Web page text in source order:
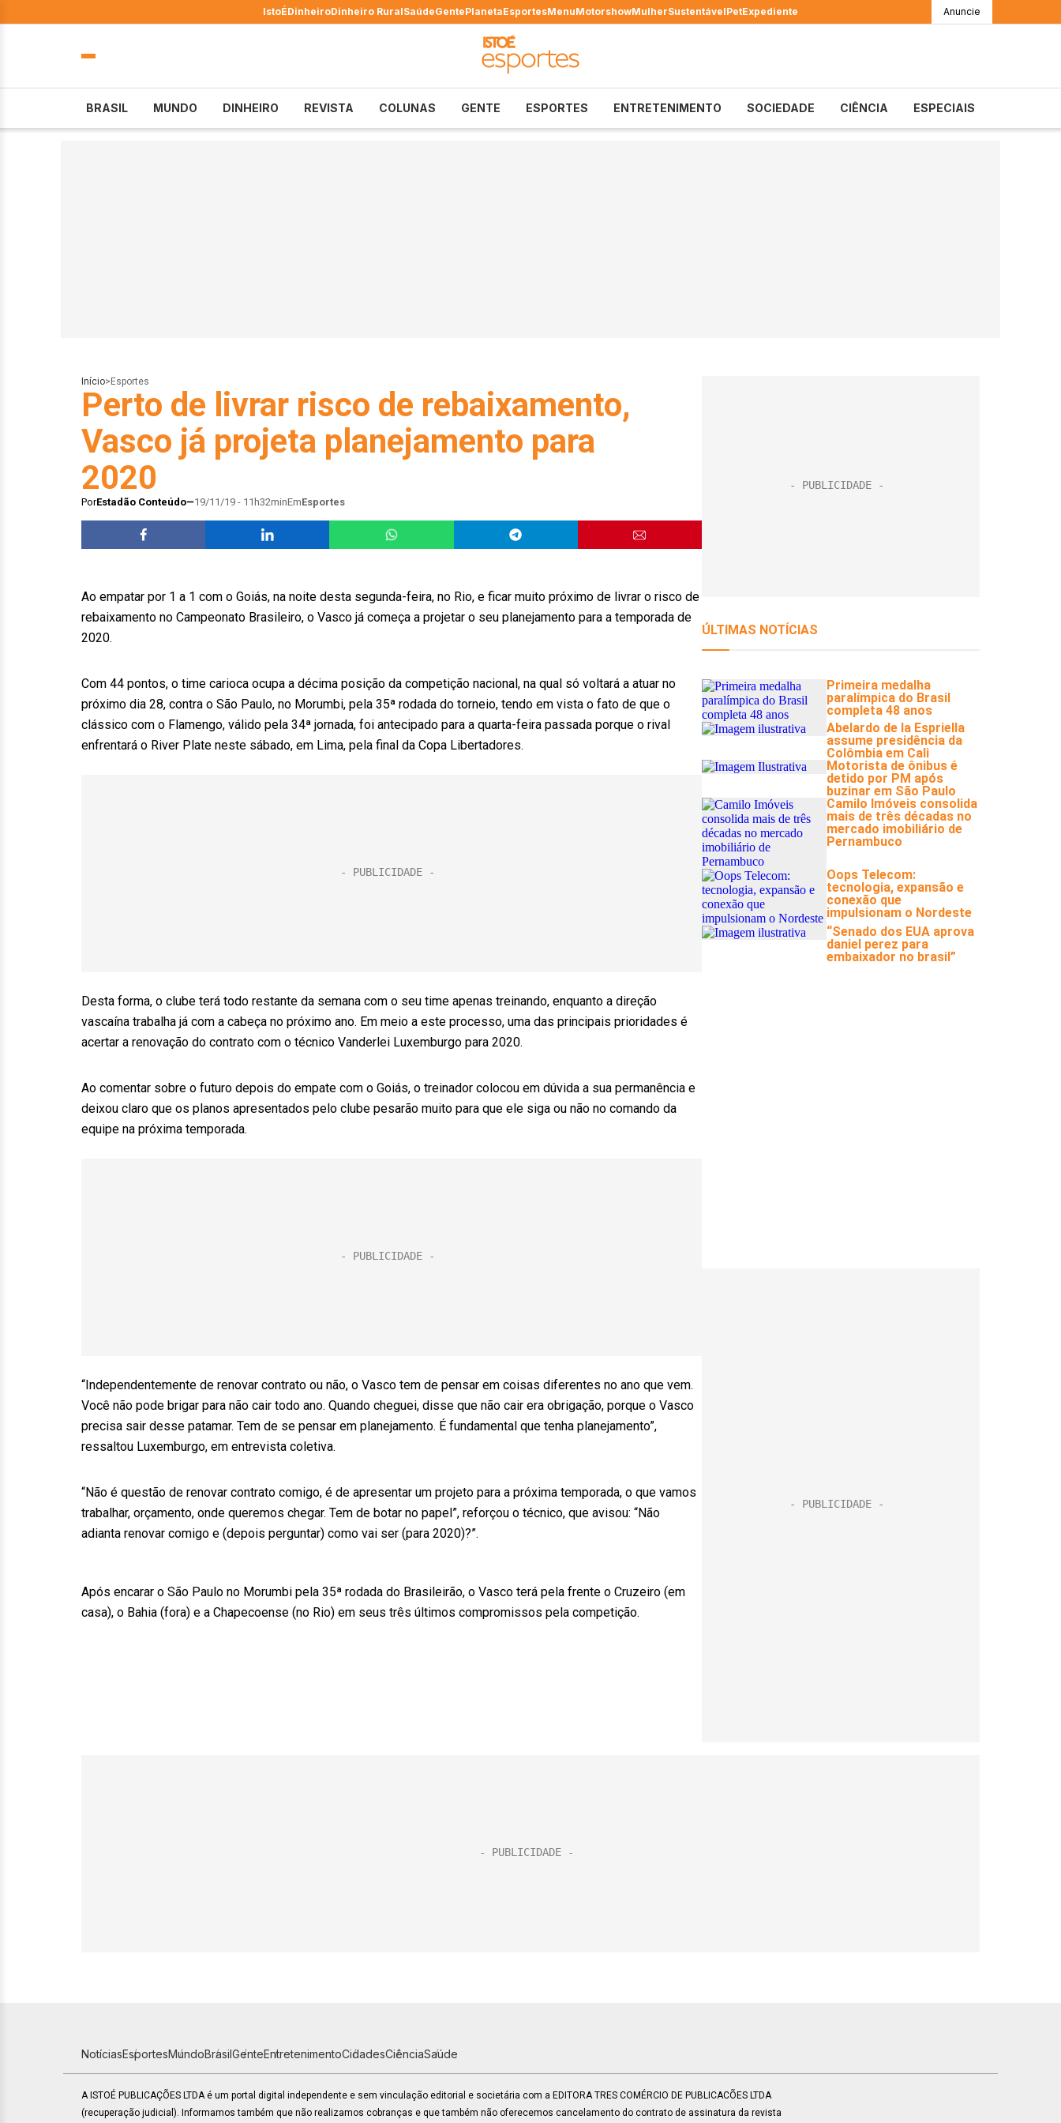
IstoÉDinheiroDinheiro RuralSaúdeGentePlanetaEsportesMenuMotorshowMulherSustentávelPetExpediente Anuncie
BRASIL MUNDO DINHEIRO REVISTA COLUNAS GENTE ESPORTES ENTRETENIMENTO SOCIEDADE CIÊNCIA ESPECIAIS
Início> Esportes
Perto de livrar risco de rebaixamento,
Vasco já projeta planejamento para
2020
PorEstadão Conteúdo 19/11/19 - 11h32minEmEsportes
Ao empatar por 1 a 1 com o Goiás, na noite desta segunda-feira, no Rio, e ficar muito próximo de livrar o risco de
rebaixamento no Campeonato Brasileiro, o Vasco já começa a projetar o seu planejamento para a temporada de
2020.
Com 44 pontos, o time carioca ocupa a décima posição da competição nacional, na qual só voltará a atuar no
próximo dia 28, contra o São Paulo, no Morumbi, pela 35ª rodada do torneio, tendo em vista o fato de que o
clássico com o Flamengo, válido pela 34ª jornada, foi antecipado para a quarta-feira passada porque o rival
enfrentará o River Plate neste sábado, em Lima, pela final da Copa Libertadores.
Desta forma, o clube terá todo restante da semana com o seu time apenas treinando, enquanto a direção
vascaína trabalha já com a cabeça no próximo ano. Em meio a este processo, uma das principais prioridades é
acertar a renovação do contrato com o técnico Vanderlei Luxemburgo para 2020.
Ao comentar sobre o futuro depois do empate com o Goiás, o treinador colocou em dúvida a sua permanência e
deixou claro que os planos apresentados pelo clube pesarão muito para que ele siga ou não no comando da
equipe na próxima temporada.
“Independentemente de renovar contrato ou não, o Vasco tem de pensar em coisas diferentes no ano que vem.
Você não pode brigar para não cair todo ano. Quando cheguei, disse que não cair era obrigação, porque o Vasco
precisa sair desse patamar. Tem de se pensar em planejamento. É fundamental que tenha planejamento”,
ressaltou Luxemburgo, em entrevista coletiva.
“Não é questão de renovar contrato comigo, é de apresentar um projeto para a próxima temporada, o que vamos
trabalhar, orçamento, onde queremos chegar. Tem de botar no papel”, reforçou o técnico, que avisou: “Não
adianta renovar comigo e (depois perguntar) como vai ser (para 2020)?”.
Após encarar o São Paulo no Morumbi pela 35ª rodada do Brasileirão, o Vasco terá pela frente o Cruzeiro (em
casa), o Bahia (fora) e a Chapecoense (no Rio) em seus três últimos compromissos pela competição.
NotíciasEsportesMundoBrasilGenteEntretenimentoCidadesCiênciaSaúde
A ISTOÉ PUBLICAÇÕES LTDA é um portal digital independente e sem vinculação editorial e societária com a EDITORA TRES COMÉRCIO DE PUBLICACÕES LTDA
(recuperação judicial). Informamos também que não realizamos cobranças e que também não oferecemos cancelamento do contrato de assinatura da revista